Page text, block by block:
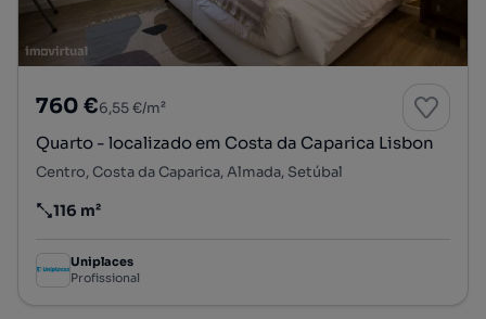
760 €6,55 €/m²
Quarto - localizado em Costa da Caparica Lisbon
Centro, Costa da Caparica, Almada, Setúbal
Preço por metro quadrado
116 m²
Uniplaces
Profissional